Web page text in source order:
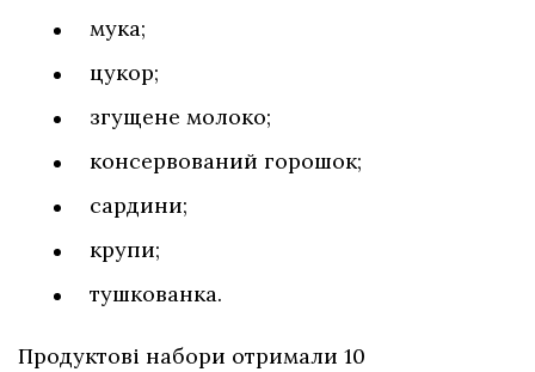
мука;
цукор;
згущене молоко;
консервований горошок;
сардини;
крупи;
тушкованка.
Продуктові набори отримали 10